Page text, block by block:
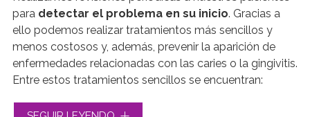
para detectar el problema en su inicio. Gracias a
ello podemos realizar tratamientos más sencillos y
menos costosos y, además, prevenir la aparición de
enfermedades relacionadas con las caries o la gingivitis.
Entre estos tratamientos sencillos se encuentran:
Aplicación de flúor en función de la susceptibilidad